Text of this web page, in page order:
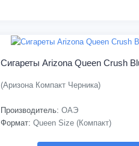
Сигареты Arizona Queen Crush
(Аризона Компакт Черника)
Производитель: ОАЭ
Формат: Queen Size (Компакт)